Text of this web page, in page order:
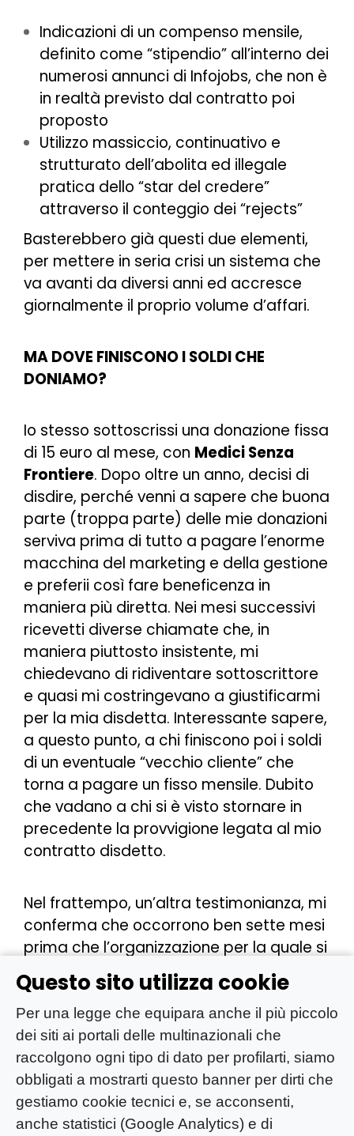
Questo sito utilizza cookie
Per una legge che equipara anche il più piccolo
dei siti ai portali delle multinazionali che
raccolgono ogni tipo di dato per profilarti, siamo
obbligati a mostrarti questo banner per dirti che
gestiamo cookie tecnici e, se acconsenti,
anche statistici (Google Analytics) e di
Indicazioni di un compenso mensile,
definito come “stipendio” all’interno dei
numerosi annunci di Infojobs, che non è
in realtà previsto dal contratto poi
proposto
Utilizzo massiccio, continuativo e
strutturato dell’abolita ed illegale
pratica dello “star del credere”
attraverso il conteggio dei “rejects”
Basterebbero già questi due elementi,
per mettere in seria crisi un sistema che
va avanti da diversi anni ed accresce
giornalmente il proprio volume d’affari.
MA DOVE FINISCONO I SOLDI CHE
DONIAMO?
Io stesso sottoscrissi una donazione fissa
di 15 euro al mese, con Medici Senza
Frontiere. Dopo oltre un anno, decisi di
disdire, perché venni a sapere che buona
parte (troppa parte) delle mie donazioni
serviva prima di tutto a pagare l’enorme
macchina del marketing e della gestione
e preferii così fare beneficenza in
maniera più diretta. Nei mesi successivi
ricevetti diverse chiamate che, in
maniera piuttosto insistente, mi
chiedevano di ridiventare sottoscrittore
e quasi mi costringevano a giustificarmi
per la mia disdetta. Interessante sapere,
a questo punto, a chi finiscono poi i soldi
di un eventuale “vecchio cliente” che
torna a pagare un fisso mensile. Dubito
che vadano a chi si è visto stornare in
precedente la provvigione legata al mio
contratto disdetto.
Nel frattempo, un’altra testimonianza, mi
conferma che occorrono ben sette mesi
prima che l’organizzazione per la quale si
fa la raccolta (ad esempio Save The
Children) veda dei proventi. Tutto il
denaro che circola prima, serve per
finanziare la rete di srls, i loro titolari, i
team leader e via via tutte le figure che
si trovano nella scala gerarchica, fino
all’ultima ma fondamentale ruota del
carro.